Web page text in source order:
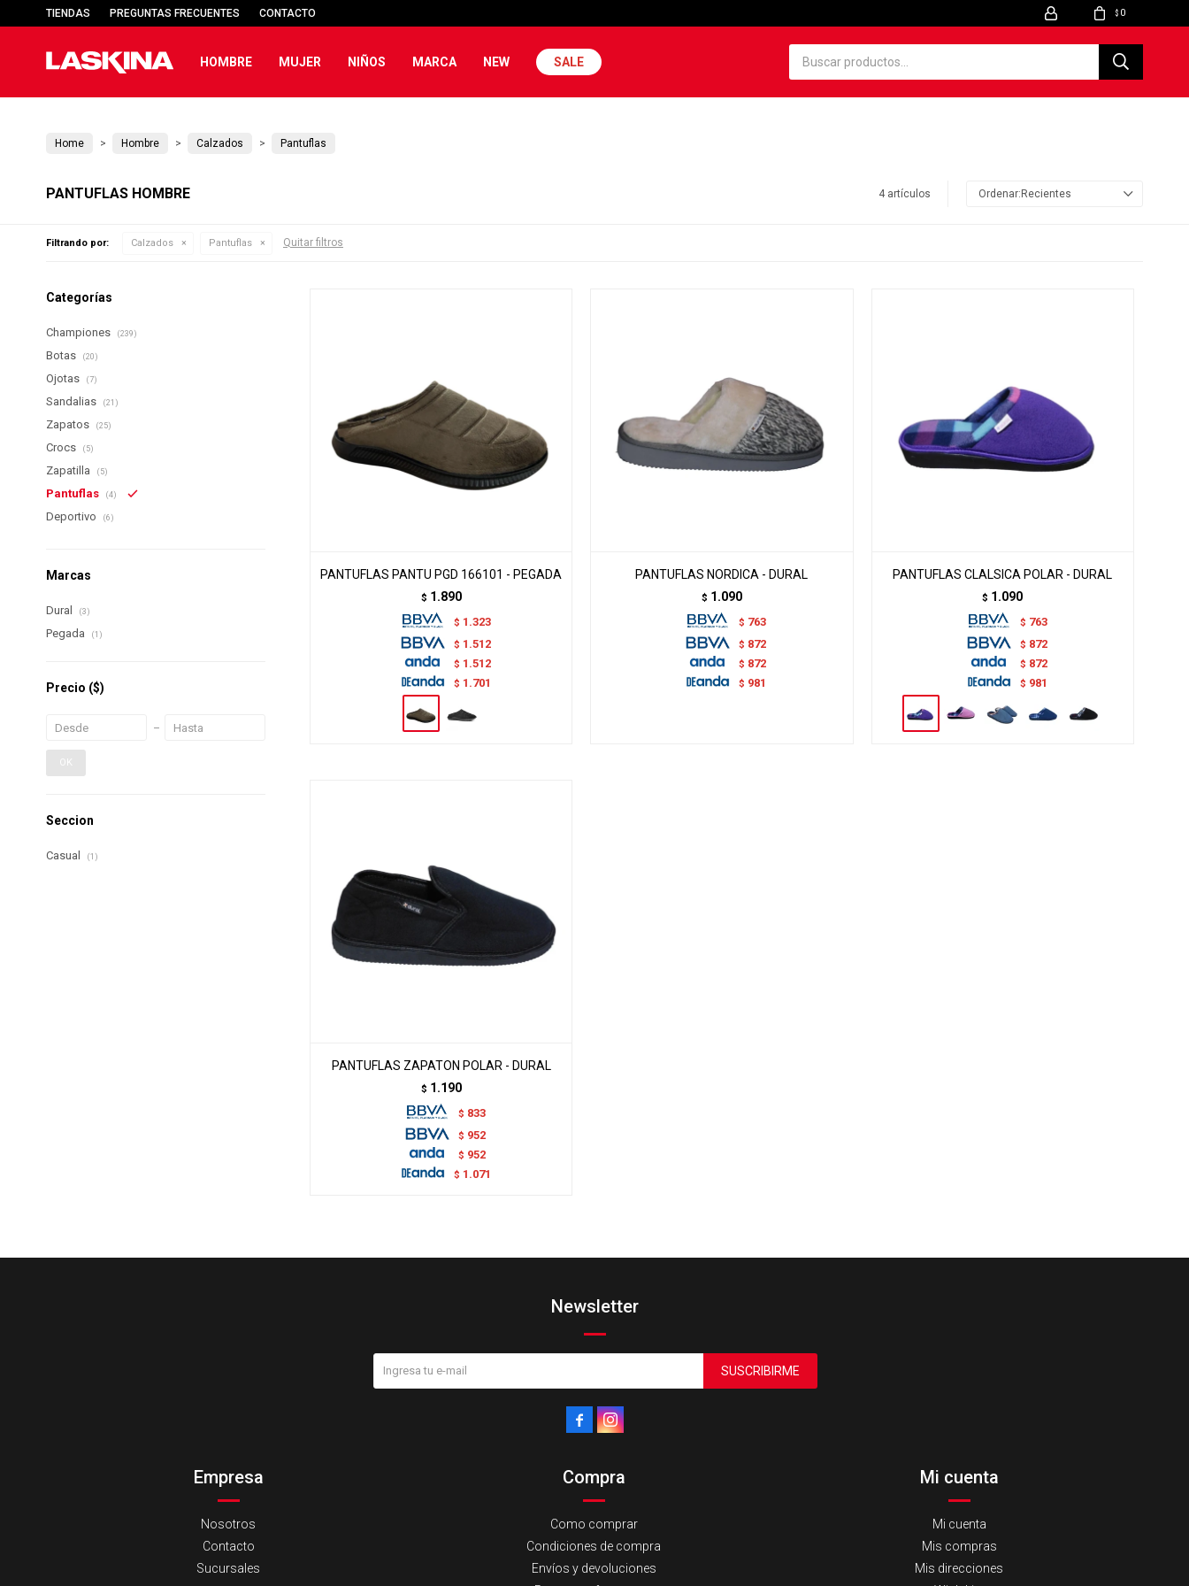
HOMBRE MUJER NIÑOS MARCA NEW SALE
$ 0
TIENDAS PREGUNTAS FRECUENTES CONTACTO
Home Hombre Calzados Pantuflas
PANTUFLAS HOMBRE 4 artículos Recientes
Filtrando por: Calzados Pantuflas Quitar filtros
PANTUFLAS PANTU PGD 166101 - PEGADA
$ 1.890
$ 1.323
$ 1.512
$ 1.512
$ 1.701
PANTUFLAS NORDICA - DURAL
$ 1.090
$ 763
$ 872
$ 872
$ 981
PANTUFLAS CLALSICA POLAR - DURAL
$ 1.090
$ 763
$ 872
$ 872
$ 981
PANTUFLAS ZAPATON POLAR - DURAL
$ 1.190
$ 833
$ 952
$ 952
$ 1.071
Categorías
Championes (239)
Botas (20)
Ojotas (7)
Sandalias (21)
Zapatos (25)
Crocs (5)
Zapatilla (5)
Pantuflas (4)
Deportivo (6)
Marcas
Dural (3)
Pegada (1)
Precio ($)
OK
Seccion
Casual (1)
Empresa
Nosotros
Contacto
Sucursales
Compra
Como comprar
Condiciones de compra
Envíos y devoluciones
Mi cuenta
Mi cuenta
Mis compras
Mis direcciones
Newsletter
SUSCRIBIRME
 